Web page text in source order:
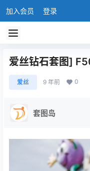
加入会员 登录
爱丝钻石套图]
爱丝 9 年前 0
套图岛